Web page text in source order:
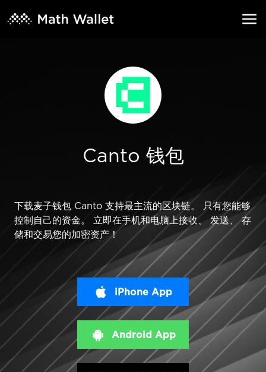
Canto 钱包
下载麦子钱包 Canto 支持最主流的区块链。 只有您能够
控制自己的资金。 立即在手机和电脑上接收、 发送、 存
储和交易您的加密资产！
iPhone App
Android App